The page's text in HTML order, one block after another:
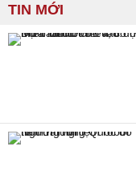
TIN MỚI